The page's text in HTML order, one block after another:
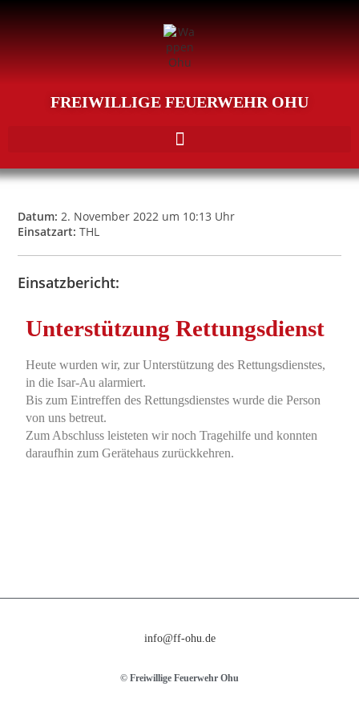
FREIWILLIGE FEUERWEHR OHU
Datum: 2. November 2022 um 10:13 Uhr
Einsatzart: THL
Einsatzbericht:
Unterstützung Rettungsdienst
Heute wurden wir, zur Unterstützung des Rettungsdienstes,
in die Isar-Au alarmiert.
Bis zum Eintreffen des Rettungsdienstes wurde die Person
von uns betreut.
Zum Abschluss leisteten wir noch Tragehilfe und konnten
daraufhin zum Gerätehaus zurückkehren.
info@ff-ohu.de
© Freiwillige Feuerwehr Ohu